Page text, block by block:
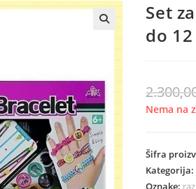
Set
do
Nema na
Šifra
Kategorija:
Oznake: